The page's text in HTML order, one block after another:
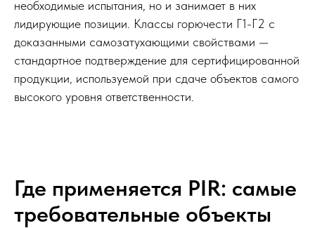
необходимые испытания, но и занимает в них
лидирующие позиции. Классы горючести Г1-Г2 с
доказанными самозатухающими свойствами —
стандартное подтверждение для сертифицированной
продукции, используемой при сдаче объектов самого
высокого уровня ответственности.
Где применяется PIR: самые
требовательные объекты